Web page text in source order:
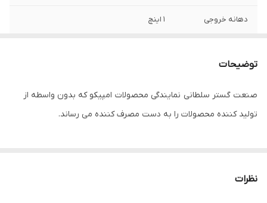
دهانه خروجی 1 اینچ
آمپر 6
تعداد پروانه
توضیحات
صنعت گستر سلطانی نمایندگی محصولات امپیکو که بدون واسطه از
تولید کننده محصولات را به دست مصرف کننده می رساند.
نظرات